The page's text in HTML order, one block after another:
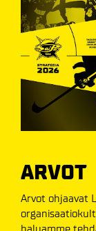
ARVOT
Arvot ohjaavat